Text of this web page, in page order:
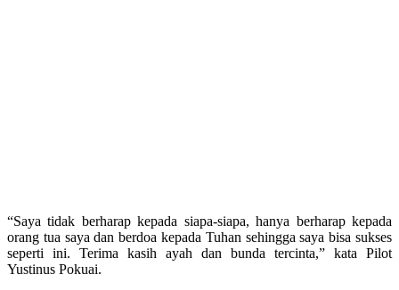
“Saya tidak berharap kepada siapa-siapa, hanya berharap kepada
orang tua saya dan berdoa kepada Tuhan sehingga saya bisa sukses
seperti ini. Terima kasih ayah dan bunda tercinta,” kata Pilot
Yustinus Pokuai.